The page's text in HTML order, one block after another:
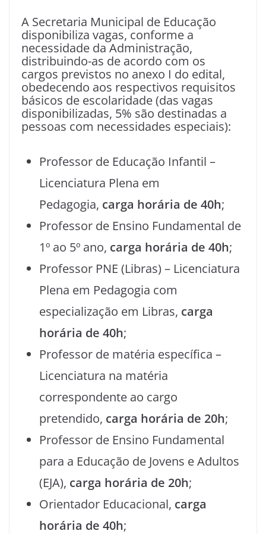
A Secretaria Municipal de Educação
disponibiliza vagas, conforme a
necessidade da Administração,
distribuindo-as de acordo com os
cargos previstos no anexo I do edital,
obedecendo aos respectivos requisitos
básicos de escolaridade (das vagas
disponibilizadas, 5% são destinadas a
pessoas com necessidades especiais):
Professor de Educação Infantil –
Licenciatura Plena em
Pedagogia, carga horária de 40h;
Professor de Ensino Fundamental de
1º ao 5º ano, carga horária de 40h;
Professor PNE (Libras) – Licenciatura
Plena em Pedagogia com
especialização em Libras, carga
horária de 40h;
Professor de matéria específica –
Licenciatura na matéria
correspondente ao cargo
pretendido, carga horária de 20h;
Professor de Ensino Fundamental
para a Educação de Jovens e Adultos
(EJA), carga horária de 20h;
Orientador Educacional, carga
horária de 40h;